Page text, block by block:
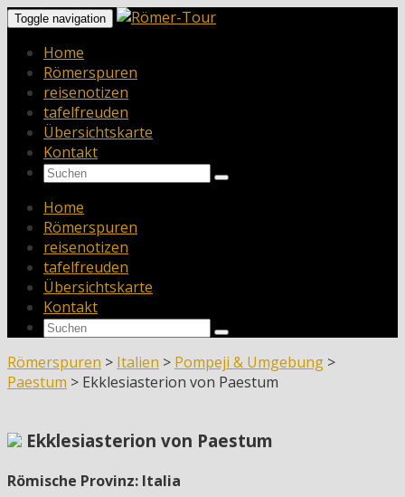
Toggle navigation
Home
Römerspuren
reisenotizen
tafelfreuden
Übersichtskarte
Kontakt
Home
Römerspuren
reisenotizen
tafelfreuden
Übersichtskarte
Kontakt
Römerspuren > Italien > Pompeji & Umgebung >
Paestum > Ekklesiasterion von Paestum
Ekklesiasterion von Paestum
Römische Provinz: Italia